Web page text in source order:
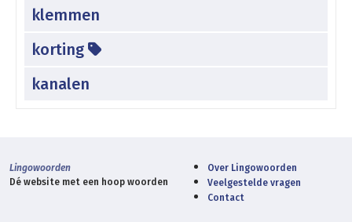
klemmen
korting
kanalen
Lingowoorden
Dé website met een hoop woorden
Over Lingowoorden
Veelgestelde vragen
Contact